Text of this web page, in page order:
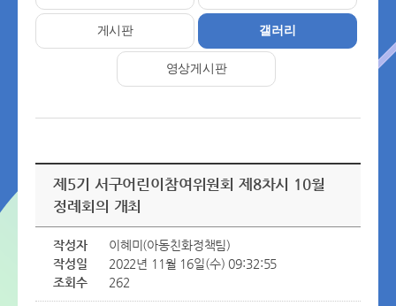
게시판 갤러리
영상게시판
제5기 서구어린이참여위원회 제8차시 10월
정례회의 개최
작성자
이혜미(아동친화정책팀)
작성일
2022년 11월 16일(수) 09:32:55
조회수
262